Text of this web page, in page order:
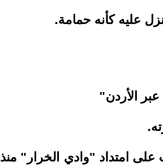
عليه كأنه حمامة.
الأردن"
امتداد "وادي الخرار" منذ